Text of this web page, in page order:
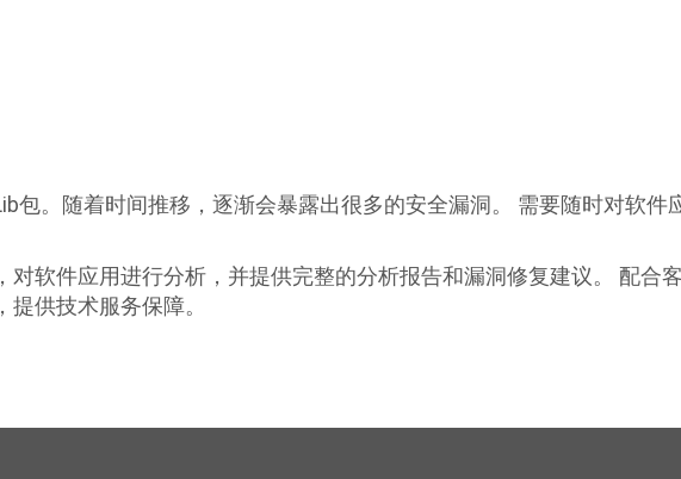
包。随着时间推移，逐渐会暴露出很多的安全漏洞。 需要随时对软件
对软件应用进行分析，并提供完整的分析报告和漏洞修复建议。 配合
供技术服务保障。